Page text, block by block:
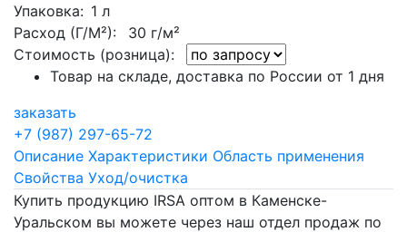
Упаковка: 1 л
Расход (Г/М²): 30 г/м²
Стоимость (розница):
Товар на складе, доставка по России от 1 дня
заказать
+7 (987) 297-65-72
Описание Характеристики Область применения
Свойства Уход/очистка
Купить продукцию IRSA оптом в Каменске-
Уральском вы можете через наш отдел продаж по